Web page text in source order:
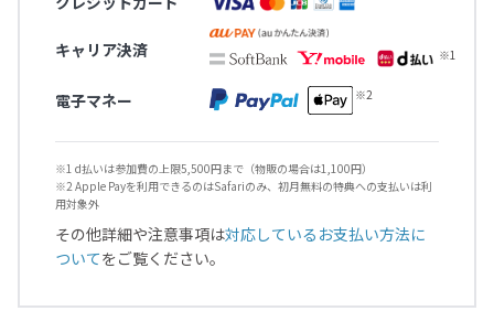
キャリア決済
電子マネー
※1 d払いは参加費の上限5,500円まで（物販の場合は1,100円）
※2 Apple Payを利用できるのはSafariのみ、初月無料の特典への支払いは利
用対象外
その他詳細や注意事項は対応しているお支払い方法に
ついてをご覧ください。